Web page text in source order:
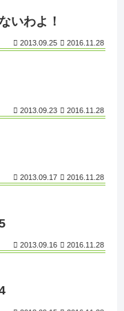
いわよ！
2013.09.25 2016.11.28
2013.09.23 2016.11.28
2013.09.17 2016.11.28
2013.09.16 2016.11.28